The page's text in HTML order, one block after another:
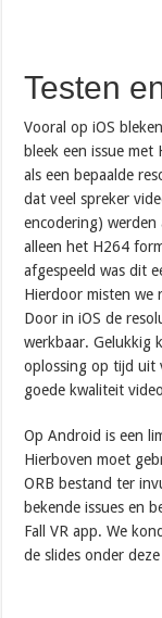
Testen
Vooral op iOS
bleek een issue
als een bepaalde
dat veel spreker
encodering) werden
alleen het H264
afgespeeld was dit
Hierdoor misten we
Door in iOS de
werkbaar. Gelukkig
oplossing op tijd uit
goede kwaliteit
Op Android is een
Hierboven moet
ORB bestand ter
bekende issues en
Fall VR app. We
de slides onder